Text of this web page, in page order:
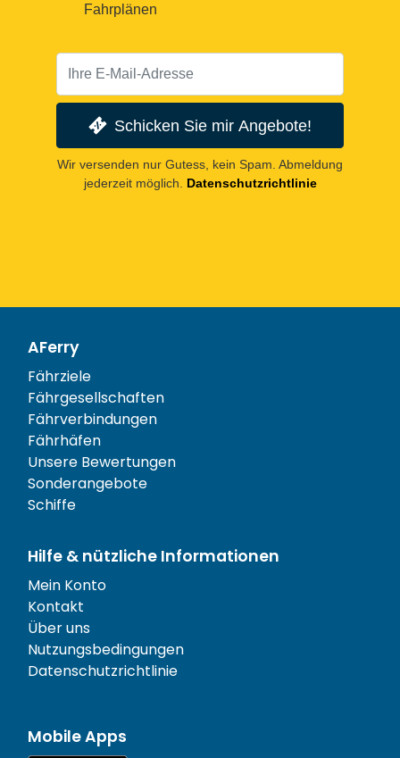
Fahrplänen
Schicken Sie mir Angebote!
Wir versenden nur Gutess, kein Spam. Abmeldung
jederzeit möglich. Datenschutzrichtlinie
AFerry
Fährziele
Fährgesellschaften
Fährverbindungen
Fährhäfen
Unsere Bewertungen
Sonderangebote
Schiffe
Hilfe & nützliche Informationen
Mein Konto
Kontakt
Über uns
Nutzungsbedingungen
Datenschutzrichtlinie
Mobile Apps